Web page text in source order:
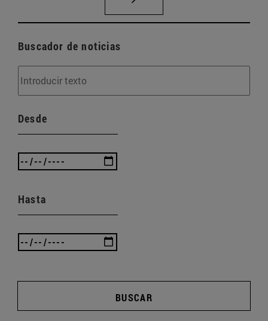
Buscador de noticias
Desde
Hasta
BUSCAR